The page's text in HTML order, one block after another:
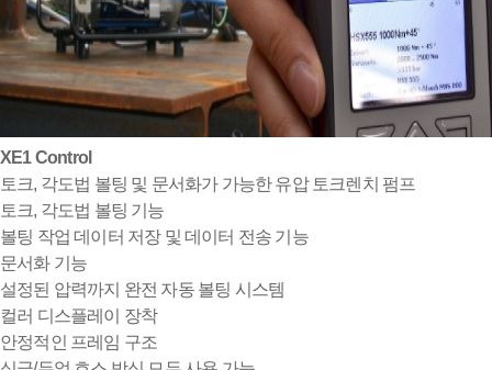
XE1 Control
토크, 각도법 볼팅 및 문서화가 가능한 유압 토크렌치 펌프
토크, 각도법 볼팅 기능
볼팅 작업 데이터 저장 및 데이터 전송 기능
문서화 기능
설정된 압력까지 완전 자동 볼팅 시스템
컬러 디스플레이 장착
안정적인 프레임 구조